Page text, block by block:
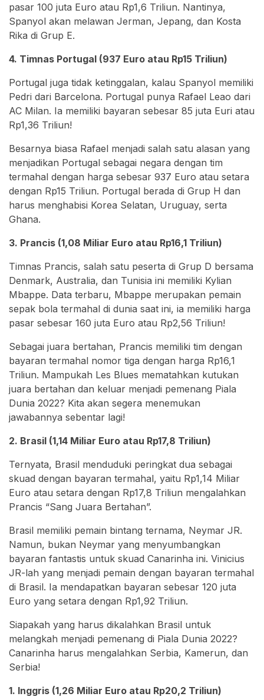
pasar 100 juta Euro atau Rp1,6 Triliun. Nantinya,
Spanyol akan melawan Jerman, Jepang, dan Kosta
Rika di Grup E.
4. Timnas Portugal (937 Euro atau Rp15 Triliun)
Portugal juga tidak ketinggalan, kalau Spanyol memiliki
Pedri dari Barcelona. Portugal punya Rafael Leao dari
AC Milan. Ia memiliki bayaran sebesar 85 juta Euri atau
Rp1,36 Triliun!
Besarnya biasa Rafael menjadi salah satu alasan yang
menjadikan Portugal sebagai negara dengan tim
termahal dengan harga sebesar 937 Euro atau setara
dengan Rp15 Triliun. Portugal berada di Grup H dan
harus menghabisi Korea Selatan, Uruguay, serta
Ghana.
3. Prancis (1,08 Miliar Euro atau Rp16,1 Triliun)
Timnas Prancis, salah satu peserta di Grup D bersama
Denmark, Australia, dan Tunisia ini memiliki Kylian
Mbappe. Data terbaru, Mbappe merupakan pemain
sepak bola termahal di dunia saat ini, ia memiliki harga
pasar sebesar 160 juta Euro atau Rp2,56 Triliun!
Sebagai juara bertahan, Prancis memiliki tim dengan
bayaran termahal nomor tiga dengan harga Rp16,1
Triliun. Mampukah Les Blues mematahkan kutukan
juara bertahan dan keluar menjadi pemenang Piala
Dunia 2022? Kita akan segera menemukan
jawabannya sebentar lagi!
2. Brasil (1,14 Miliar Euro atau Rp17,8 Triliun)
Ternyata, Brasil menduduki peringkat dua sebagai
skuad dengan bayaran termahal, yaitu Rp1,14 Miliar
Euro atau setara dengan Rp17,8 Triliun mengalahkan
Prancis “Sang Juara Bertahan”.
Brasil memiliki pemain bintang ternama, Neymar JR.
Namun, bukan Neymar yang menyumbangkan
bayaran fantastis untuk skuad Canarinha ini. Vinicius
JR-lah yang menjadi pemain dengan bayaran termahal
di Brasil. Ia mendapatkan bayaran sebesar 120 juta
Euro yang setara dengan Rp1,92 Triliun.
Siapakah yang harus dikalahkan Brasil untuk
melangkah menjadi pemenang di Piala Dunia 2022?
Canarinha harus mengalahkan Serbia, Kamerun, dan
Serbia!
1. Inggris (1,26 Miliar Euro atau Rp20,2 Triliun)